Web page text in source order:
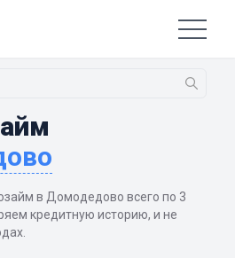
в Домодедово всего по 3
кредитную историю, и не